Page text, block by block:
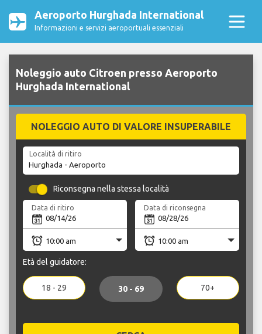
Aeroporto Hurghada International
Informazioni e servizi aeroportuali essenziali
Noleggio auto Citroen presso Aeroporto
Hurghada International
NOLEGGIO AUTO DI VALORE INSUPERABILE
Località di ritiro
Riconsegna nella stessa località
Data di ritiro Data di riconsegna
Età del guidatore:
18 - 29 30 - 69 70+